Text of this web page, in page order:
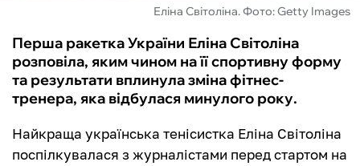
Еліна Світоліна. Фото: Getty Images
Перша ракетка України Еліна Світоліна
розповіла, яким чином на її спортивну форму
та результати вплинула зміна фітнес-
тренера, яка відбулася минулого року.
Найкраща українська тенісистка Еліна Світоліна
поспілкувалася з журналістами перед стартом на